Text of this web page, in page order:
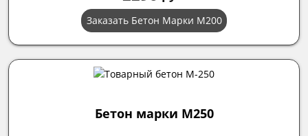
Заказать Бетон Марки М200
Бетон марки М250